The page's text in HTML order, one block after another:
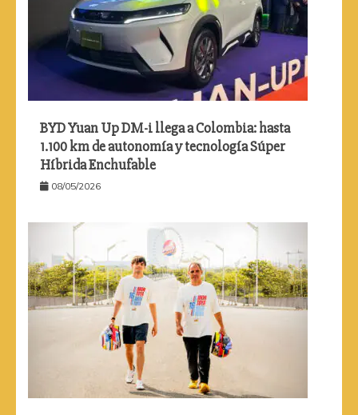
BYD Yuan Up DM-i llega a Colombia: hasta
1.100 km de autonomía y tecnología Súper
Híbrida Enchufable
08/05/2026